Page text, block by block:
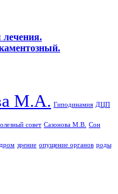
М.А. Гиподинамия ДЦП
совет Сазонова М.В. Сон
зрение опущение органов роды